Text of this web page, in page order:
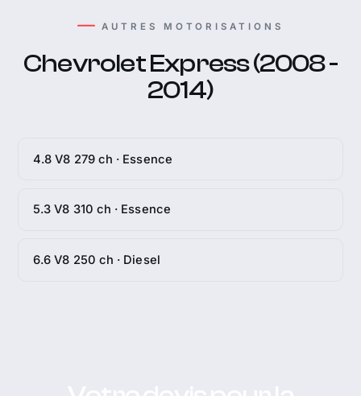
AUTRES MOTORISATIONS
Chevrolet Express (2008 -
2014)
4.8 V8 279 ch · Essence
5.3 V8 310 ch · Essence
6.6 V8 250 ch · Diesel